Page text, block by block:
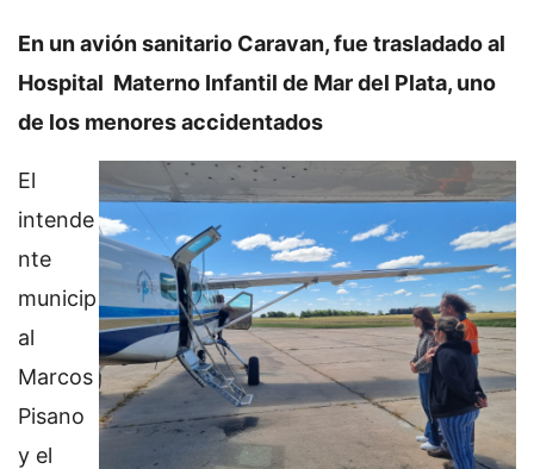
En un avión sanitario Caravan, fue trasladado al
Hospital Materno Infantil de Mar del Plata, uno
de los menores accidentados
El
intende
nte
municip
al
Marcos
Pisano
y el